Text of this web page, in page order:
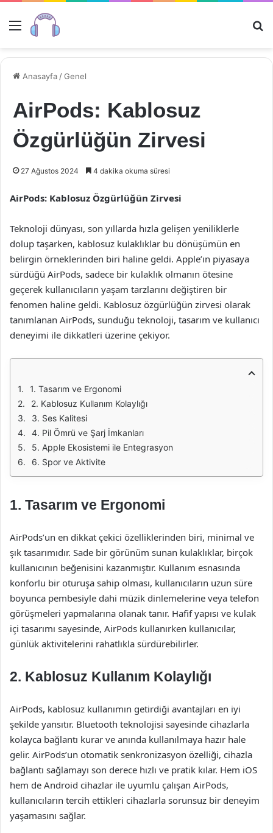
Menü
Anasayfa /Genel
AirPods: Kablosuz
Özgürlüğün Zirvesi
27 Ağustos 2024 4 dakika okuma süresi
AirPods: Kablosuz Özgürlüğün Zirvesi
Teknoloji dünyası, son yıllarda hızla gelişen yeniliklerle
dolup taşarken, kablosuz kulaklıklar bu dönüşümün en
belirgin örneklerinden biri haline geldi. Apple’ın piyasaya
sürdüğü AirPods, sadece bir kulaklık olmanın ötesine
geçerek kullanıcıların yaşam tarzlarını değiştiren bir
fenomen haline geldi. Kablosuz özgürlüğün zirvesi olarak
tanımlanan AirPods, sunduğu teknoloji, tasarım ve kullanıcı
deneyimi ile dikkatleri üzerine çekiyor.
1. Tasarım ve Ergonomi
2. Kablosuz Kullanım Kolaylığı
3. Ses Kalitesi
4. Pil Ömrü ve Şarj İmkanları
5. Apple Ekosistemi ile Entegrasyon
6. Spor ve Aktivite
1. Tasarım ve Ergonomi
AirPods’un en dikkat çekici özelliklerinden biri, minimal ve
şık tasarımıdır. Sade bir görünüm sunan kulaklıklar, birçok
kullanıcının beğenisini kazanmıştır. Kullanım esnasında
konforlu bir oturuşa sahip olması, kullanıcıların uzun süre
boyunca pembesiyle dahi müzik dinlemelerine veya telefon
görüşmeleri yapmalarına olanak tanır. Hafif yapısı ve kulak
içi tasarımı sayesinde, AirPods kullanırken kullanıcılar,
günlük aktivitelerini rahatlıkla sürdürebilirler.
2. Kablosuz Kullanım Kolaylığı
AirPods, kablosuz kullanımın getirdiği avantajları en iyi
şekilde yansıtır. Bluetooth teknolojisi sayesinde cihazlarla
kolayca bağlantı kurar ve anında kullanılmaya hazır hale
gelir. AirPods’un otomatik senkronizasyon özelliği, cihazla
bağlantı sağlamayı son derece hızlı ve pratik kılar. Hem iOS
hem de Android cihazlar ile uyumlu çalışan AirPods,
kullanıcıların tercih ettikleri cihazlarla sorunsuz bir deneyim
yaşamasını sağlar.